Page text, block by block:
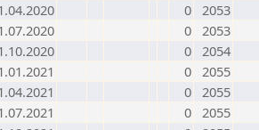
0 2053
0 2053
0 2054
0 2055
0 2055
0 2055